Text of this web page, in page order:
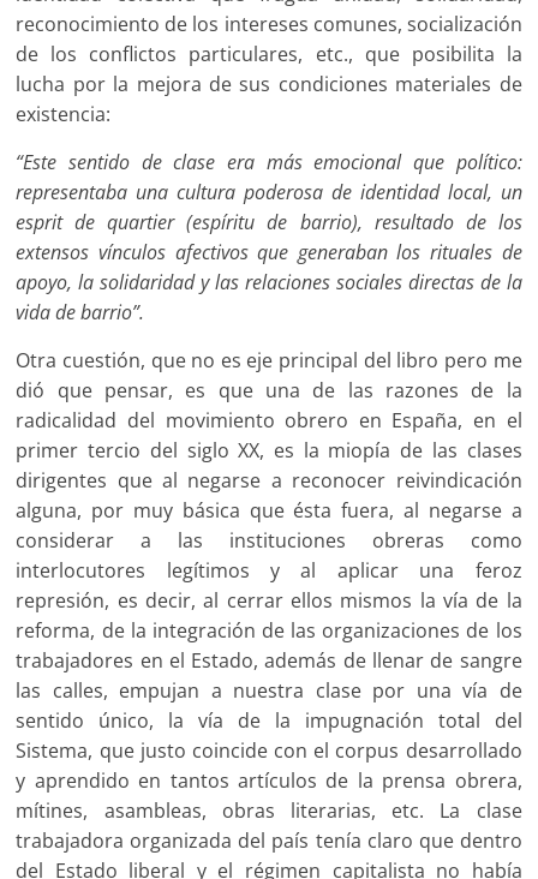
reconocimiento de los intereses comunes, socialización
de los conflictos particulares, etc., que posibilita la
lucha por la mejora de sus condiciones materiales de
existencia:
“Este sentido de clase era más emocional que político:
representaba una cultura poderosa de identidad local, un
esprit de quartier (espíritu de barrio), resultado de los
extensos vínculos afectivos que generaban los rituales de
apoyo, la solidaridad y las relaciones sociales directas de la
vida de barrio”.
Otra cuestión, que no es eje principal del libro pero me
dió que pensar, es que una de las razones de la
radicalidad del movimiento obrero en España, en el
primer tercio del siglo XX, es la miopía de las clases
dirigentes que al negarse a reconocer reivindicación
alguna, por muy básica que ésta fuera, al negarse a
considerar a las instituciones obreras como
interlocutores legítimos y al aplicar una feroz
represión, es decir, al cerrar ellos mismos la vía de la
reforma, de la integración de las organizaciones de los
trabajadores en el Estado, además de llenar de sangre
las calles, empujan a nuestra clase por una vía de
sentido único, la vía de la impugnación total del
Sistema, que justo coincide con el corpus desarrollado
y aprendido en tantos artículos de la prensa obrera,
mítines, asambleas, obras literarias, etc. La clase
trabajadora organizada del país tenía claro que dentro
del Estado liberal y el régimen capitalista no había